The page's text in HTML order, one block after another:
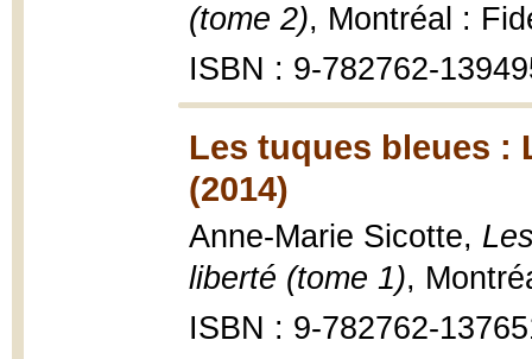
(tome 2), Montréal :
ISBN : 9-782762-
Les tuques bleues :
(2014)
Anne-Marie Sicotte,
liberté (tome 1),
ISBN : 9-782762-